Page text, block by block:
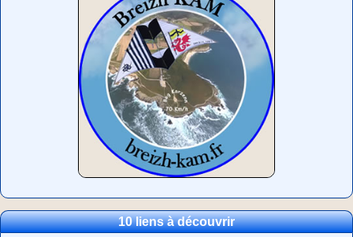
10 liens à découvrir